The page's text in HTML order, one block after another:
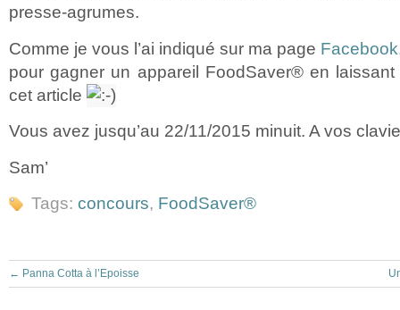
presse-agrumes.
Comme je vous l’ai indiqué sur ma page Facebook
pour gagner un appareil FoodSaver® en
cet article
Vous avez jusqu’au 22/11/2015 minuit. A vos
Sam’
Tags: concours, FoodSaver®
← Panna Cotta à l’Epoisse